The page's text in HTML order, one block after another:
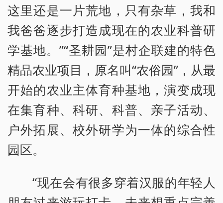
这里还是一片荒地，只有杂草，我和
我爸爸逐步打造成现在的农业科普研
学基地。”“圣耕园”是村企联建的特色
精品农业项目，原名叫“农俗园”，从最
开始的农业主体育种基地，演变成现
在集育种、科研、科普、亲子活动、
户外拓展、校外研学为一体的综合性
园区。
“现在会有很多穿着汉服的年轻人